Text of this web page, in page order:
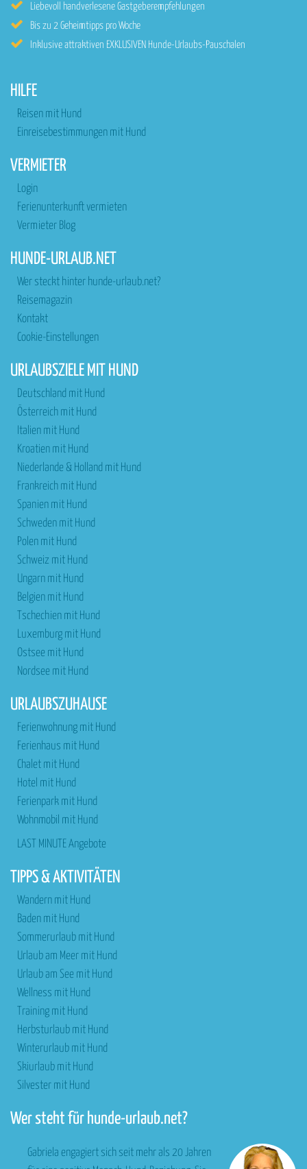
Liebevoll handverlesene Gastgeberempfehlungen
Bis zu 2 Geheimtipps pro Woche
Inklusive attraktiven EXKLUSIVEN Hunde-Urlaubs-Pauschalen
HILFE
Reisen mit Hund
Einreisebestimmungen mit Hund
VERMIETER
Login
Ferienunterkunft vermieten
Vermieter Blog
HUNDE-URLAUB.NET
Wer steckt hinter hunde-urlaub.net?
Reisemagazin
Kontakt
Cookie-Einstellungen
URLAUBSZIELE MIT HUND
Deutschland mit Hund
Österreich mit Hund
Italien mit Hund
Kroatien mit Hund
Niederlande & Holland mit Hund
Frankreich mit Hund
Spanien mit Hund
Schweden mit Hund
Polen mit Hund
Schweiz mit Hund
Ungarn mit Hund
Belgien mit Hund
Tschechien mit Hund
Luxemburg mit Hund
Ostsee mit Hund
Nordsee mit Hund
URLAUBSZUHAUSE
Ferienwohnung mit Hund
Ferienhaus mit Hund
Chalet mit Hund
Hotel mit Hund
Ferienpark mit Hund
Wohnmobil mit Hund
LAST MINUTE Angebote
TIPPS & AKTIVITÄTEN
Wandern mit Hund
Baden mit Hund
Sommerurlaub mit Hund
Urlaub am Meer mit Hund
Urlaub am See mit Hund
Wellness mit Hund
Training mit Hund
Herbsturlaub mit Hund
Winterurlaub mit Hund
Skiurlaub mit Hund
Silvester mit Hund
Wer steht für hunde-urlaub.net?
Gabriela engagiert sich seit mehr als 20 Jahren